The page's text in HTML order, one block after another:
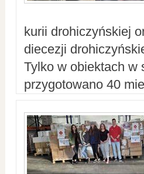
kurii drohiczyńskiej
diecezji
Tylko w obiektach w
przygotowano 40